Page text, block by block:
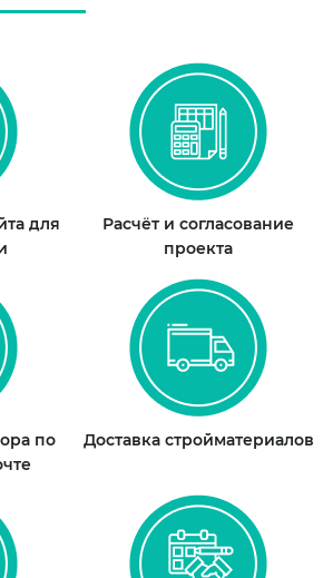
для
Расчёт и согласование
проекта
по
Доставка стройматериалов